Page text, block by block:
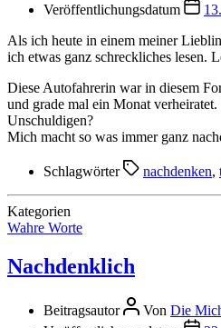
Veröffentlichungsdatum
Als ich heute in einem meiner
ich etwas ganz schreckliches lesen.
Diese Autofahrerin war in diesem
und grade mal ein Monat
Unschuldigen?
Mich macht so was immer ganz
Schlagwörter nachdenken,
Kategorien
Wahre Worte
Nachdenklich
Beitragsautor Von Die